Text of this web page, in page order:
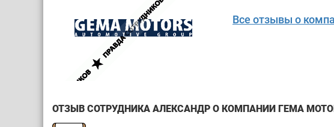
Все отзывы о
ОТЗЫВ СОТРУДНИКА АЛЕКСАНДР О КОМПАНИИ ГЕМА